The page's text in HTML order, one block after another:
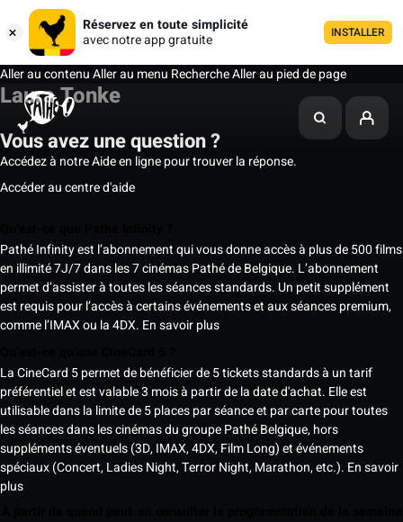
Réservez en toute simplicité
avec notre app gratuite
INSTALLER
Aller au contenuAller au menu RechercheAller au pied de page
Laura Tonke
Vous avez une question ?
Accédez à notre Aide en ligne pour trouver la réponse.
Accéder au centre d'aide
Pathé Infinity est l’abonnement qui vous donne accès à plus de 500 films
en illimité 7J/7 dans les 7 cinémas Pathé de Belgique. L’abonnement
permet d’assister à toutes les séances standards. Un petit supplément
est requis pour l’accès à certains événements et aux séances premium,
comme l’IMAX ou la 4DX. En savoir plus
La CineCard 5 permet de bénéficier de 5 tickets standards à un tarif
préférentiel et est valable 3 mois à partir de la date d'achat. Elle est
utilisable dans la limite de 5 places par séance et par carte pour toutes
les séances dans les cinémas du groupe Pathé Belgique, hors
suppléments éventuels (3D, IMAX, 4DX, Film Long) et événements
spéciaux (Concert, Ladies Night, Terror Night, Marathon, etc.). En savoir
plus